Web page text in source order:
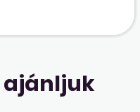
ajánljuk